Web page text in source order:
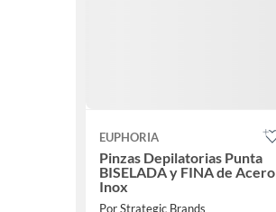
EUPHORIA
Pinzas Depilatorias Punta
BISELADA y FINA de Acero
Inox
Por Strategic Brands